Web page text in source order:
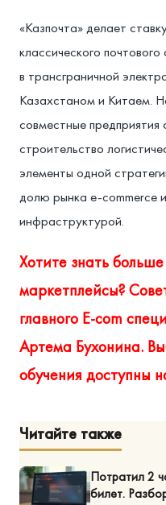
«Казпочта» делает
классического
в трансграничной
Казахстаном и Китаем.
совместные предприятия
строительство
элементы одной
долю рынка e-commerce
инфраструктурой.
Хотите знать
маркетплейсы?
главного E-com
Артема Бухонина.
обучения доступны
Читайте также
Потратил 2
билет.